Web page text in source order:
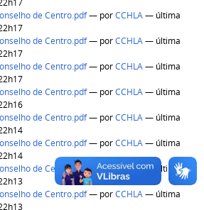
de Centro.pdf— porCCHLA— última
de Centro.pdf— porCCHLA— última
de Centro.pdf— porCCHLA— última
de Centro.pdf— porCCHLA— última
de Centro.pdf— porCCHLA— última
de Centro.pdf— porCCHLA— última
de Centro.pdf—porCCHLA— última
de Centro.pdf— porCCHLA— última